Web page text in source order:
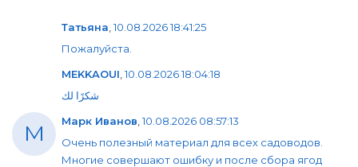
Татьяна ,10.08.2026 18:41:25
Пожалуйста.
MEKKAOUI ,10.08.2026 18:04:18
شكرًا لك
М Марк Иванов ,10.08.2026 08:57:13
Очень полезный материал для всех садоводов.
Многие совершают ошибку и после сбора ягод